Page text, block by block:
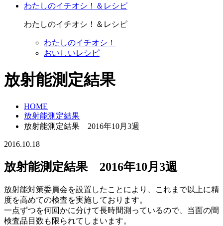
わたしのイチオシ！＆レシピ
わたしのイチオシ！＆レシピ
わたしのイチオシ！
おいしいレシピ
放射能測定結果
HOME
放射能測定結果
放射能測定結果 2016年10月3週
2016.10.18
放射能測定結果 2016年10月3週
放射能対策委員会を設置したことにより、これまで以上に精
度を高めての検査を実施しております。
一点ずつを何回かに分けて長時間測っているので、当面の間
検査品目数も限られてしまいます。